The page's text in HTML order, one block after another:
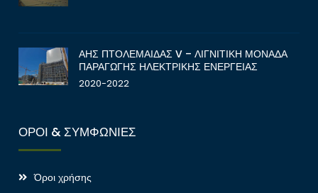
ΑΗΣ ΠΤΟΛΕΜΑΙΔΑΣ V – ΛΙΓΝΙΤΙΚΗ ΜΟΝΑΔΑ
ΠΑΡΑΓΩΓΗΣ ΗΛΕΚΤΡΙΚΗΣ ΕΝΕΡΓΕΙΑΣ
2020-2022
ΟΡΟΙ & ΣΥΜΦΩΝΙΕΣ
Όροι χρήσης